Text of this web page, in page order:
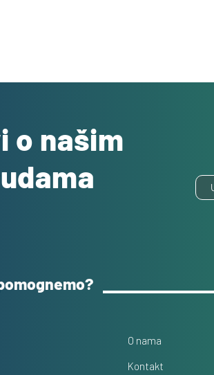
o našim
O nama
Kontakt